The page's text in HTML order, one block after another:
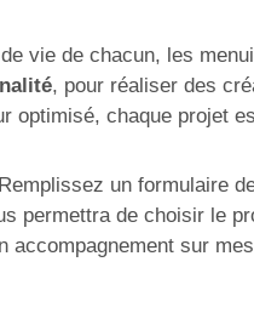
vie de chacun, les
, pour réaliser des
optimisé, chaque projet
un formulaire
permettra de choisir le
accompagnement sur